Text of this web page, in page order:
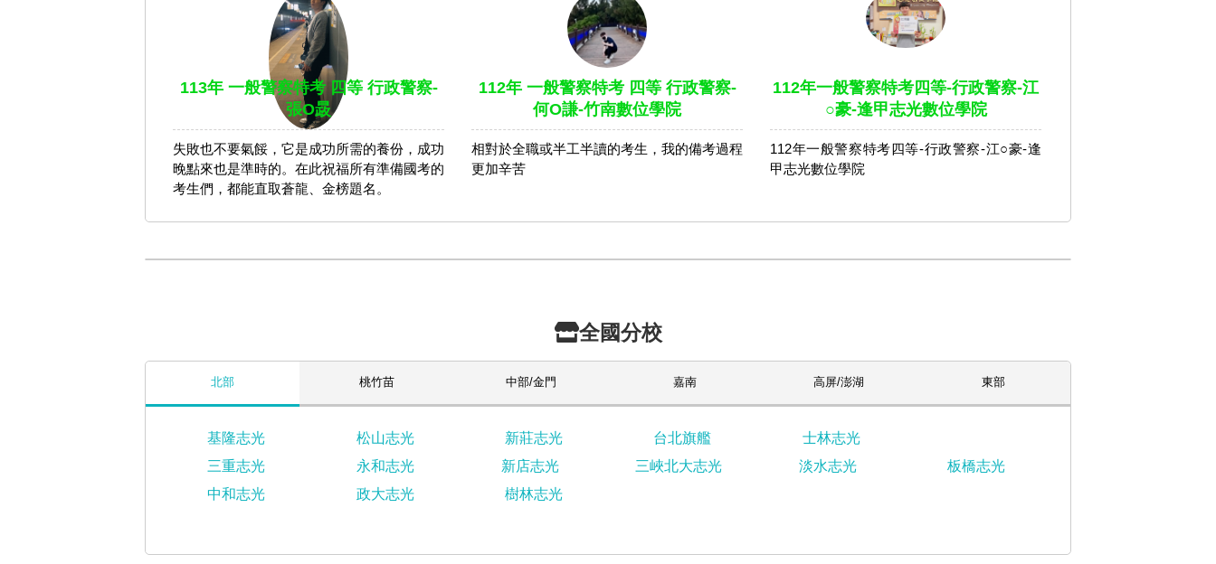
113年 一般警察特考 四等 行政警察-
張O晸
失敗也不要氣餒，它是成功所需的養份，成功
晚點來也是準時的。在此祝福所有準備國考的
考生們，都能直取蒼龍、金榜題名。
112年 一般警察特考 四等 行政警察-
何O謙-竹南數位學院
相對於全職或半工半讀的考生，我的備考過程
更加辛苦
112年一般警察特考四等-行政警察-江
○豪-逢甲志光數位學院
112年一般警察特考四等-行政警察-江○豪-逢
甲志光數位學院
全國分校
北部 桃竹苗 中部/金門 嘉南 高屏/澎湖 東部
基隆志光 松山志光 新莊志光 台北旗艦
士林志光
三重志光
永和志光 新店志光 三峽北大志光 淡水志光
板橋志光
中和志光
政大志光 樹林志光